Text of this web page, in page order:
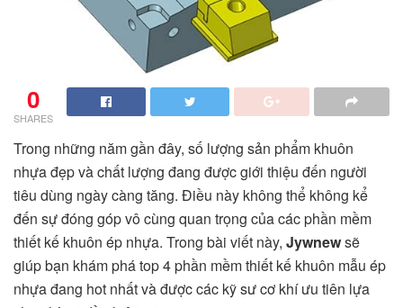
0
SHARES
Trong những năm gần đây, số lượng sản phẩm khuôn
nhựa đẹp và chất lượng đang được giới thiệu đến người
tiêu dùng ngày càng tăng. Điều này không thể không kể
đến sự đóng góp vô cùng quan trọng của các phần mềm
thiết kế khuôn ép nhựa. Trong bài viết này, Jywnewsẽ
giúp bạn khám phá top 4 phần mềm thiết kế khuôn mẫu ép
nhựa đang hot nhất và được các kỹ sư cơ khí ưu tiên lựa